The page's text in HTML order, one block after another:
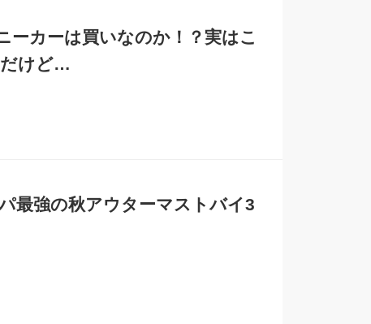
ーカーは買いなのか！？実はこ
だけど…
最強の秋アウターマストバイ3